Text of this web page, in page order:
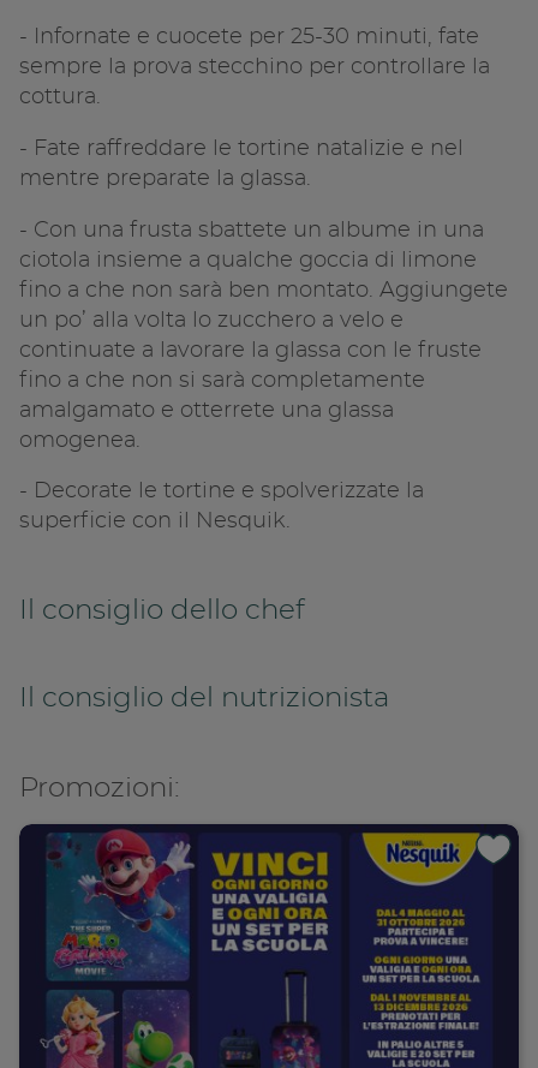
- Infornate e cuocete per 25-30 minuti, fate
sempre la prova stecchino per controllare la
cottura.
- Fate raffreddare le tortine natalizie e nel
mentre preparate la glassa.
- Con una frusta sbattete un albume in una
ciotola insieme a qualche goccia di limone
fino a che non sarà ben montato. Aggiungete
un po’ alla volta lo zucchero a velo e
continuate a lavorare la glassa con le fruste
fino a che non si sarà completamente
amalgamato e otterrete una glassa
omogenea.
- Decorate le tortine e spolverizzate la
superficie con il Nesquik.
Il consiglio dello chef
Il consiglio del nutrizionista
Promozioni: